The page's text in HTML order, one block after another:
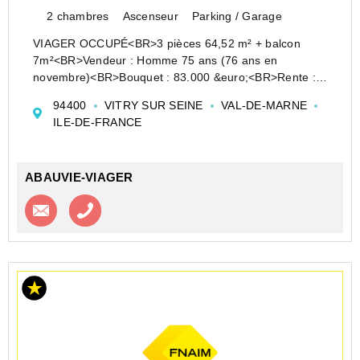
2 chambres Ascenseur Parking / Garage
VIAGER OCCUPÉ<BR>3 pièces 64,52 m² + balcon
7m²<BR>Vendeur : Homme 75 ans (76 ans en
novembre)<BR>Bouquet : 83.000 &euro;<BR>Rente :
<BR>Valeur libre : 260.000&...
94400 VITRY SUR SEINE
VAL-DE-MARNE
ILE-DE-FRANCE
ABAUVIE-VIAGER
Contacter l'agence